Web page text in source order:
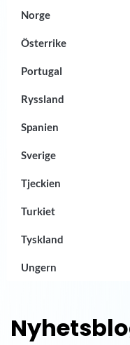
Norge
Österrike
Portugal
Ryssland
Spanien
Sverige
Tjeckien
Turkiet
Tyskland
Ungern